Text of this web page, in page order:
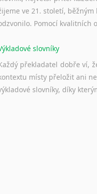
ve 21. století,
slovníky
překladatel dobře ví,
místy přeložit ani